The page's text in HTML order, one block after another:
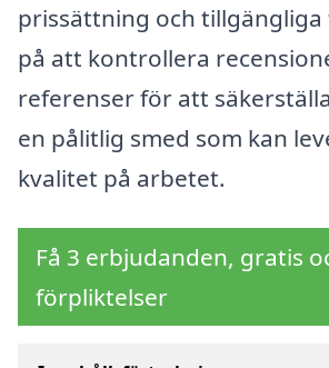
prissättning och tillgängliga
på att kontrollera
referenser för att
en pålitlig smed som kan
kvalitet på arbetet.
Få 3 erbjudanden, gratis
förpliktelser